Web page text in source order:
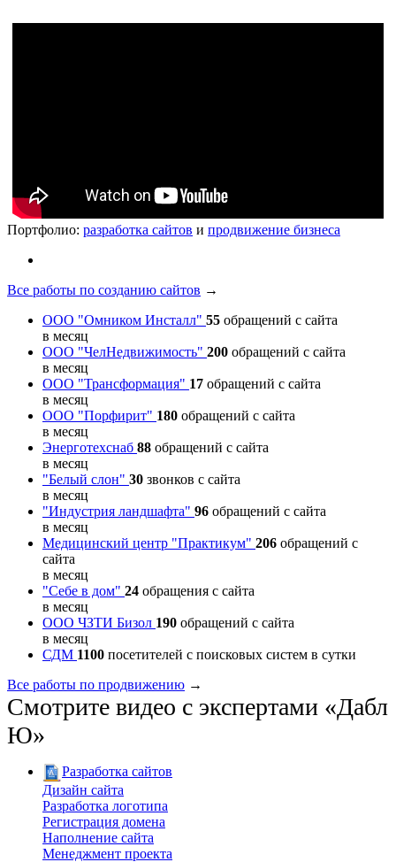
Портфолио: разработка сайтов и продвижение бизнеса
Все работы по созданию сайтов →
ООО "Омником Инсталл" 55 обращений с сайта
в месяц
ООО "ЧелНедвижимость" 200 обращений с сайта
в месяц
ООО "Трансформация" 17 обращений с сайта
в месяц
ООО "Порфирит" 180 обращений с сайта
в месяц
Энерготехснаб 88 обращений с сайта
в месяц
"Белый слон" 30 звонков с сайта
в месяц
"Индустрия ландшафта" 96 обращений с сайта
в месяц
Медицинский центр "Практикум" 206 обращений с
сайта
в месяц
"Себе в дом" 24 обращения с сайта
в месяц
ООО ЧЗТИ Бизол 190 обращений с сайта
в месяц
СДМ 1100 посетителей с поисковых систем в сутки
Все работы по продвижению →
Смотрите видео с экспертами «Дабл
Ю»
Разработка сайтов
Дизайн сайта
Разработка логотипа
Регистрация домена
Наполнение сайта
Менеджмент проекта